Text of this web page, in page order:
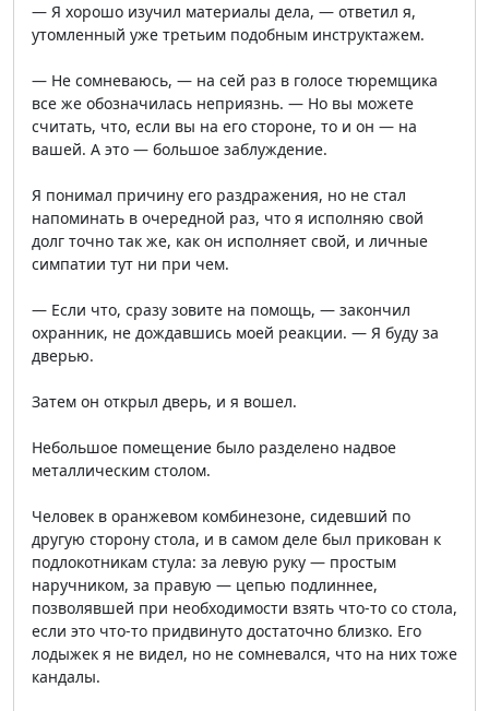
— Я хорошо изучил материалы дела, — ответил я,
утомленный уже третьим подобным инструктажем.
— Не сомневаюсь, — на сей раз в голосе тюремщика
все же обозначилась неприязнь. — Но вы можете
считать, что, если вы на его стороне, то и он — на
вашей. А это — большое заблуждение.
Я понимал причину его раздражения, но не стал
напоминать в очередной раз, что я исполняю свой
долг точно так же, как он исполняет свой, и личные
симпатии тут ни при чем.
— Если что, сразу зовите на помощь, — закончил
охранник, не дождавшись моей реакции. — Я буду за
дверью.
Затем он открыл дверь, и я вошел.
Небольшое помещение было разделено надвое
металлическим столом.
Человек в оранжевом комбинезоне, сидевший по
другую сторону стола, и в самом деле был прикован к
подлокотникам стула: за левую руку — простым
наручником, за правую — цепью подлиннее,
позволявшей при необходимости взять что-то со стола,
если это что-то придвинуто достаточно близко. Его
лодыжек я не видел, но не сомневался, что на них тоже
кандалы.